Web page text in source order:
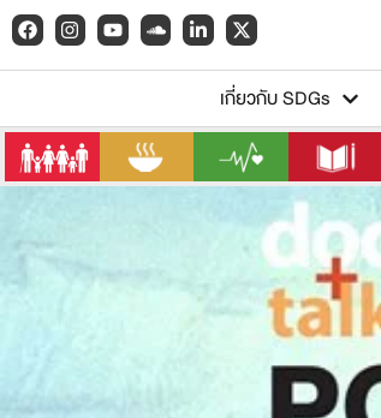
เกี่ยวกับ SDGs